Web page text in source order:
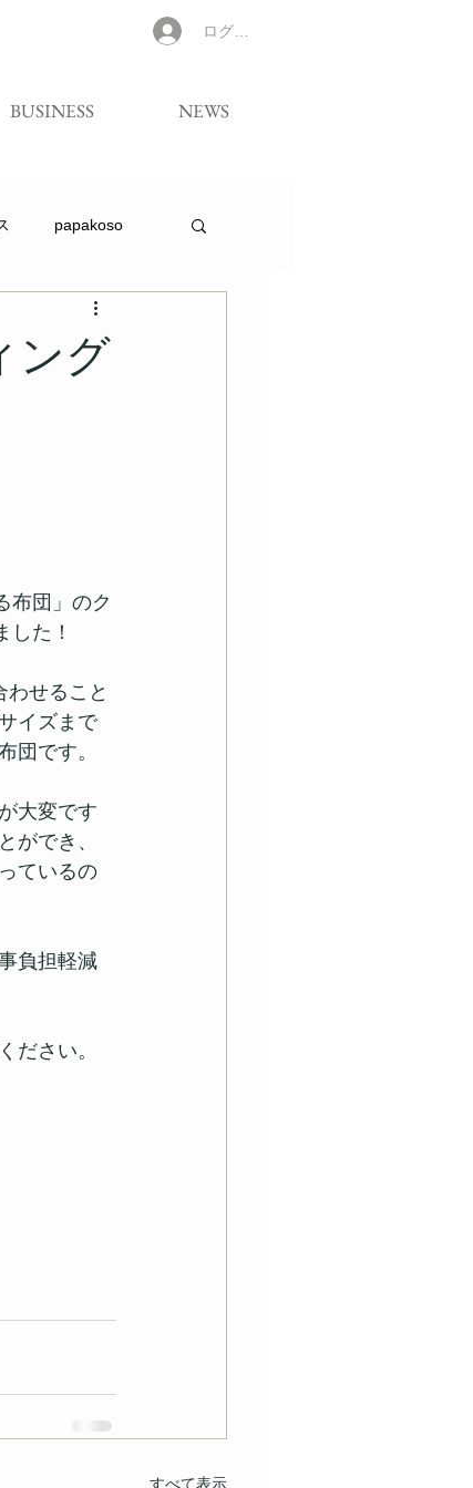
ログイン
BUSINESS NEWS
papakoso
ング
布団」のク
した！
せること
イズまで
団です。
大変です
ができ、
ているの
負担軽減
ださい。
すべて表示